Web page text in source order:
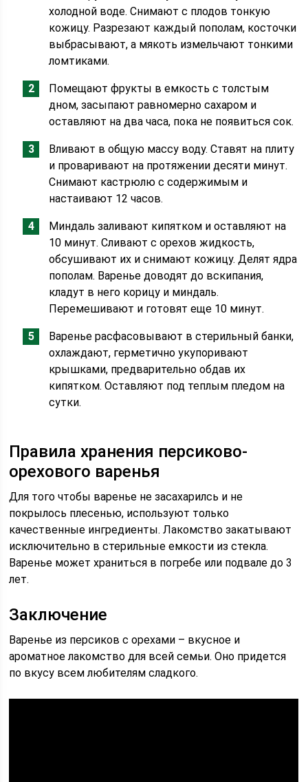
холодной воде. Снимают с плодов тонкую
кожицу. Разрезают каждый пополам, косточки
выбрасывают, а мякоть измельчают тонкими
ломтиками.
Помещают фрукты в емкость с толстым
дном, засыпают равномерно сахаром и
оставляют на два часа, пока не появиться сок.
Вливают в общую массу воду. Ставят на плиту
и проваривают на протяжении десяти минут.
Снимают кастрюлю с содержимым и
настаивают 12 часов.
Миндаль заливают кипятком и оставляют на
10 минут. Сливают с орехов жидкость,
обсушивают их и снимают кожицу. Делят ядра
пополам. Варенье доводят до вскипания,
кладут в него корицу и миндаль.
Перемешивают и готовят еще 10 минут.
Варенье расфасовывают в стерильный банки,
охлаждают, герметично укупоривают
крышками, предварительно обдав их
кипятком. Оставляют под теплым пледом на
сутки.
Правила хранения персиково-
орехового варенья
Для того чтобы варенье не засахарилсь и не
покрылось плесенью, используют только
качественные ингредиенты. Лакомство закатывают
исключительно в стерильные емкости из стекла.
Варенье может храниться в погребе или подвале до 3
лет.
Заключение
Варенье из персиков с орехами – вкусное и
ароматное лакомство для всей семьи. Оно придется
по вкусу всем любителям сладкого.